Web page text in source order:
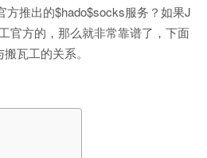
方推出的$hado$socks服务？如果J
官方的，那么就非常靠谱了，下面
瓦工的关系。